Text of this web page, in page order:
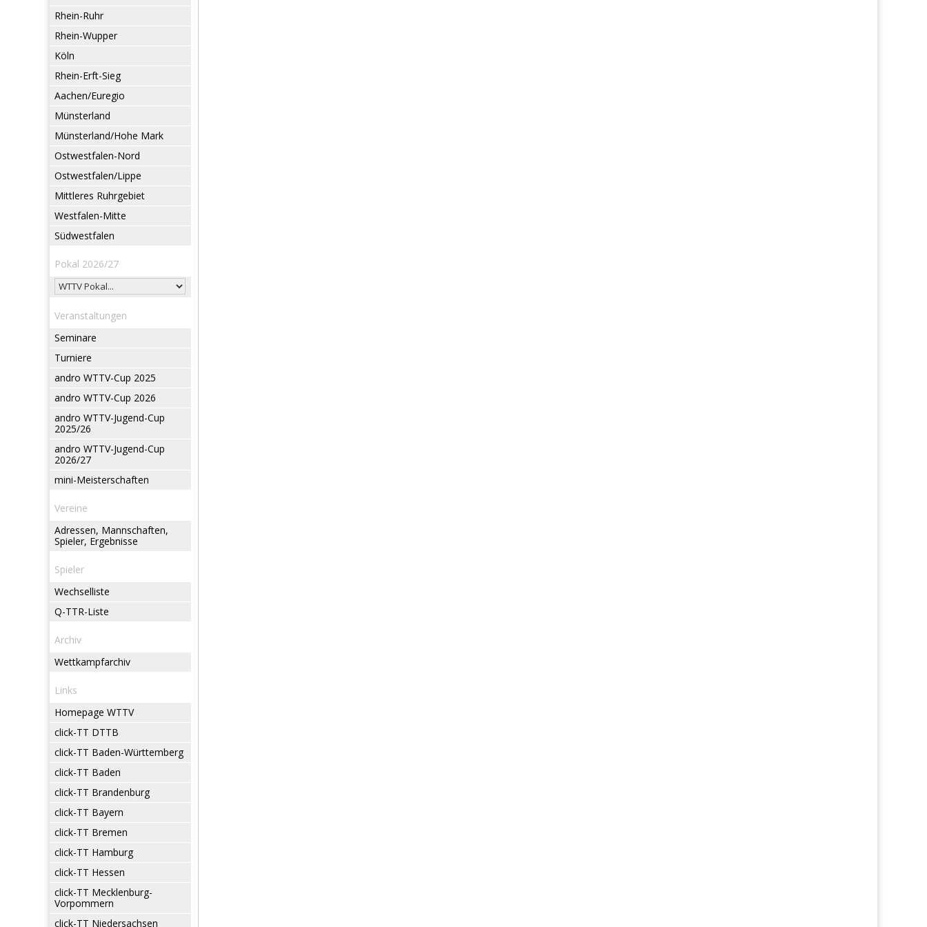
Rhein-Ruhr
Rhein-Wupper
Köln
Rhein-Erft-Sieg
Aachen/Euregio
Münsterland
Münsterland/Hohe Mark
Ostwestfalen-Nord
Ostwestfalen/Lippe
Mittleres Ruhrgebiet
Westfalen-Mitte
Südwestfalen
Pokal 2026/27
Veranstaltungen
Seminare
Turniere
andro WTTV-Cup 2025
andro WTTV-Cup 2026
andro WTTV-Jugend-Cup
2025/26
andro WTTV-Jugend-Cup
2026/27
mini-Meisterschaften
Vereine
Adressen, Mannschaften,
Spieler, Ergebnisse
Spieler
Wechselliste
Q-TTR-Liste
Archiv
Wettkampfarchiv
Links
Homepage WTTV
click-TT DTTB
click-TT Baden-Württemberg
click-TT Baden
click-TT Brandenburg
click-TT Bayern
click-TT Bremen
click-TT Hamburg
click-TT Hessen
click-TT Mecklenburg-
Vorpommern
click-TT Niedersachsen